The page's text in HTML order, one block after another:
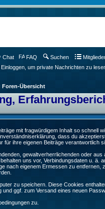
Chat FAQ Suchen
Einloggen, um private Nachrichten zu
Foren-Übersicht
mit fragwürdigem Inhalt so schnell
dass du
ihre eigenen Beiträge verantwortlich
gewaltverherrlichenden oder
uns vor, Verbindungsdaten u. ä.
nach eigenem Ermessen zu
zu speichern. Diese Cookies
ggf. zum Versand eines neuen
zu.